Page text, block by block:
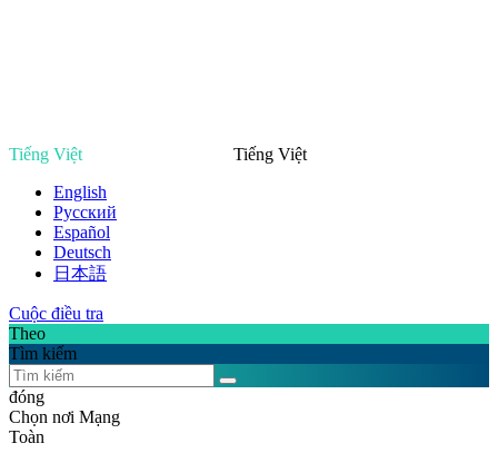
Tiếng Việt
Tiếng Việt
English
Pусский
Español
Deutsch
日本語
Cuộc điều tra
Theo
Tìm kiếm
đóng
Chọn nơi Mạng
Toàn